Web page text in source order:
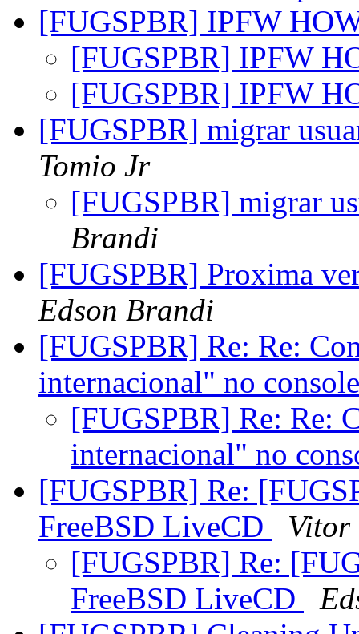
[FUGSPBR] IPFW
[FUGSPBR] IPFW
[FUGSPBR] IPFW
[FUGSPBR] migrar
Tomio Jr
[FUGSPBR] migrar
Brandi
[FUGSPBR] Proxima
Edson Brandi
[FUGSPBR] Re: Re:
internacional" no
[FUGSPBR] Re: Re:
internacional" no
[FUGSPBR] Re:
FreeBSD LiveCD
Vitor
[FUGSPBR] Re:
FreeBSD LiveCD